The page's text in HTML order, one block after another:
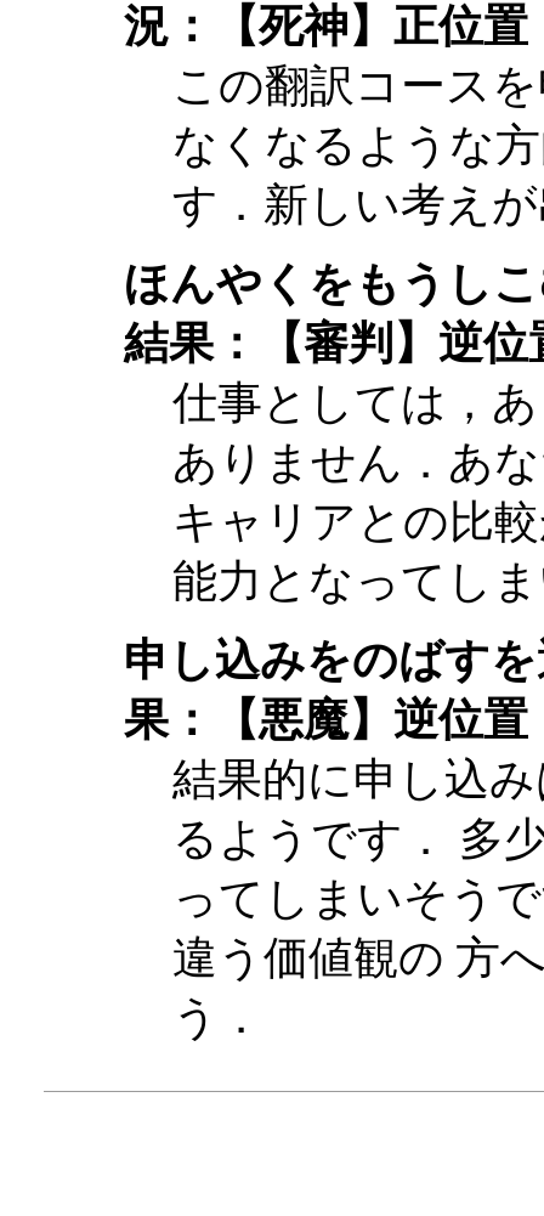
況：【死神】正位置
この翻訳コース
なくなるような
す．新しい考え
ほんやくをもうし
結果：【審判】逆位
仕事としては，
ありません．あ
キャリアとの比
能力となってし
申し込みをのばす
果：【悪魔】逆位置
結果的に申し込
るようです． 多
ってしまいそう
違う価値観の 方
う．